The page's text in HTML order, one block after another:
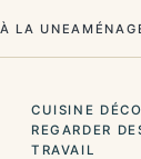
À LA UNE
CUISINE
REGARDER
TRAVAIL